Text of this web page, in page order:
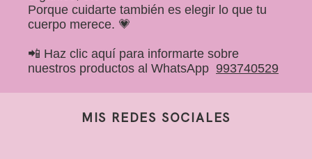
Porque cuidarte también es elegir lo que tu
cuerpo merece. 💗
📲 Haz clic aquí para informarte sobre
nuestros productos al WhatsApp 993740529
MIS REDES SOCIALES